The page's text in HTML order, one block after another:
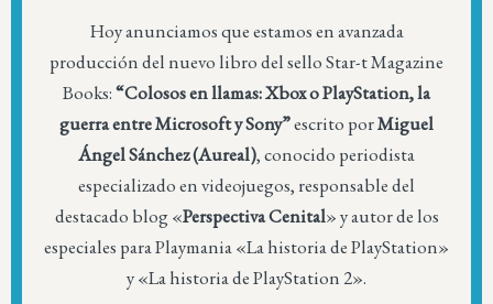
Hoy anunciamos que estamos en avanzada
producción del nuevo libro del sello Star-t Magazine
Books:“Colosos en llamas: Xbox o PlayStation, la
guerra entre Microsoft y Sony”escrito porMiguel
Ángel Sánchez (Aureal), conocido periodista
especializado en videojuegos, responsable del
destacado blog «Perspectiva Cenital» y autor de los
especiales para Playmania «La historia de PlayStation»
y «La historia de PlayStation 2».